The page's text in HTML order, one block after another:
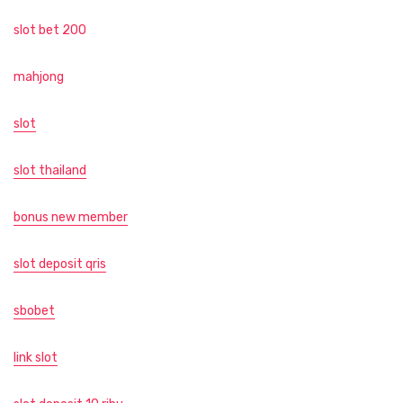
slot bet 200
mahjong
slot
slot thailand
bonus new member
slot deposit qris
sbobet
link slot